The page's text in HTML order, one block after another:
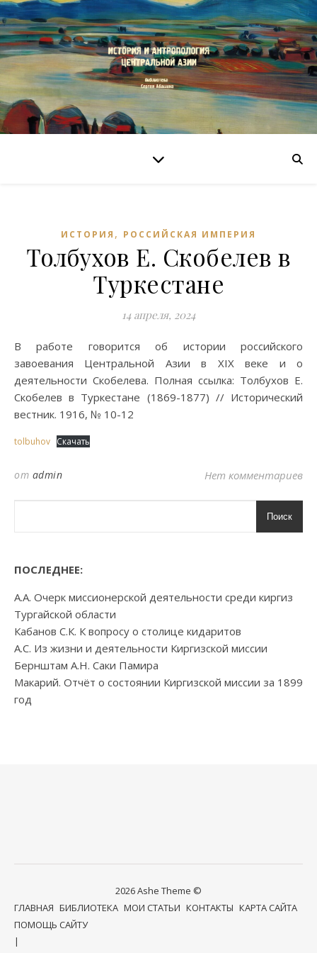
ИСТОРИЯ , РОССИЙСКАЯ ИМПЕРИЯ
Толбухов Е. Скобелев в
Туркестане
14 апреля, 2024
В работе говорится об истории российского
завоевания Центральной Азии в XIX веке и о
деятельности Скобелева. Полная ссылка: Толбухов Е.
Скобелев в Туркестане (1869-1877) // Исторический
вестник. 1916, № 10-12
tolbuhov Скачать
от admin Нет комментариев
Поиск
ПОСЛЕДНЕЕ:
А.А. Очерк миссионерской деятельности среди киргиз
Тургайской области
Кабанов С.К. К вопросу о столице кидаритов
А.С. Из жизни и деятельности Киргизской миссии
Бернштам А.Н. Саки Памира
Макарий. Отчёт о состоянии Киргизской миссии за 1899
год
2026 Ashe Theme ©
ГЛАВНАЯ БИБЛИОТЕКА МОИ СТАТЬИ КОНТАКТЫ КАРТА САЙТА
ПОМОЩЬ САЙТУ